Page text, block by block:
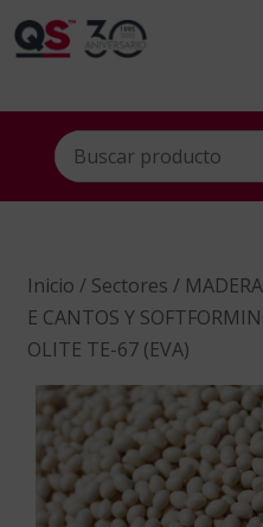
Inicio / Sectores /
E CANTOS Y
OLITE TE-67 (EVA)